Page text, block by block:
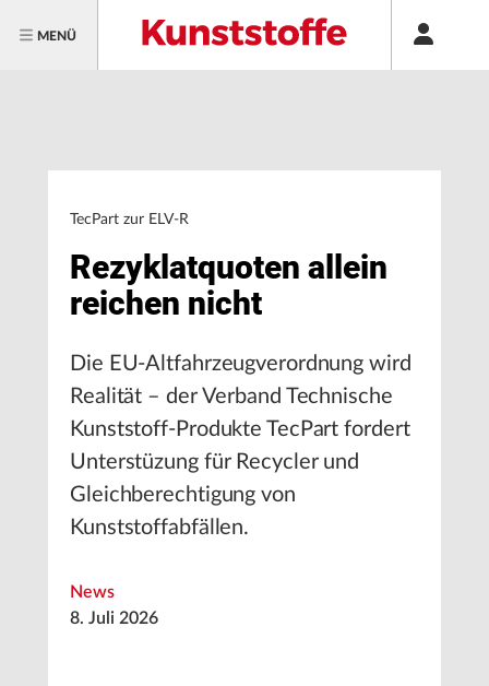
MENÜ
TecPart zur ELV-R
Rezyklatquoten allein
reichen nicht
Die EU-Altfahrzeugverordnung wird
Realität – der Verband Technische
Kunststoff-Produkte TecPart fordert
Unterstüzung für Recycler und
Gleichberechtigung von
Kunststoffabfällen.
News
8. Juli 2026